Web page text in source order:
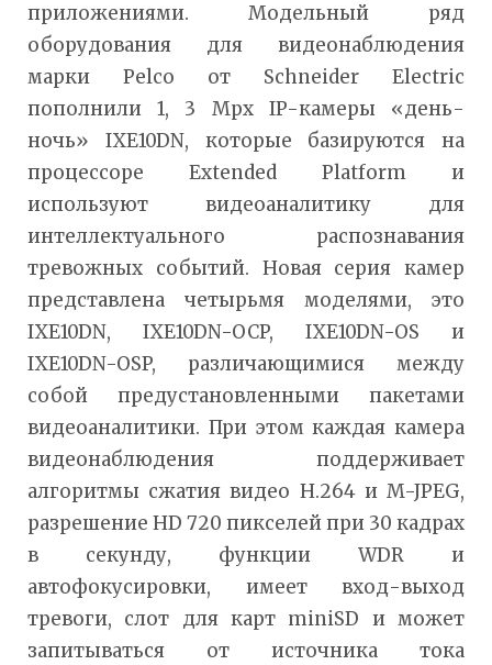
приложениями. Модельный ряд
оборудования для видеонаблюдения
марки Pelco от Schneider Electric
пополнили 1, 3 Mpx IP-камеры «день-
ночь» IXE10DN, которые базируются на
процессоре Extended Platform и
используют видеоаналитику для
интеллектуального распознавания
тревожных событий. Новая серия камер
представлена четырьмя моделями, это
IXE10DN, IXE10DN-OCP, IXE10DN-OS и
IXE10DN-OSP, различающимися между
собой предустановленными пакетами
видеоаналитики. При этом каждая камера
видеонаблюдения поддерживает
алгоритмы сжатия видео H.264 и M-JPEG,
разрешение HD 720 пикселей при 30 кадрах
в секунду, функции WDR и
автофокусировки, имеет вход-выход
тревоги, слот для карт miniSD и может
запитываться от источника тока